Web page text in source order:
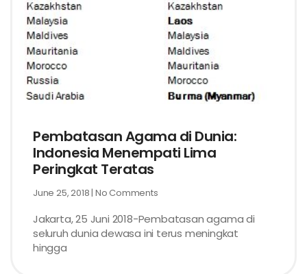
Pembatasan Agama di Dunia:
Indonesia Menempati Lima
Peringkat Teratas
June 25, 2018 No Comments
Jakarta, 25 Juni 2018-Pembatasan agama di
seluruh dunia dewasa ini terus meningkat
hingga